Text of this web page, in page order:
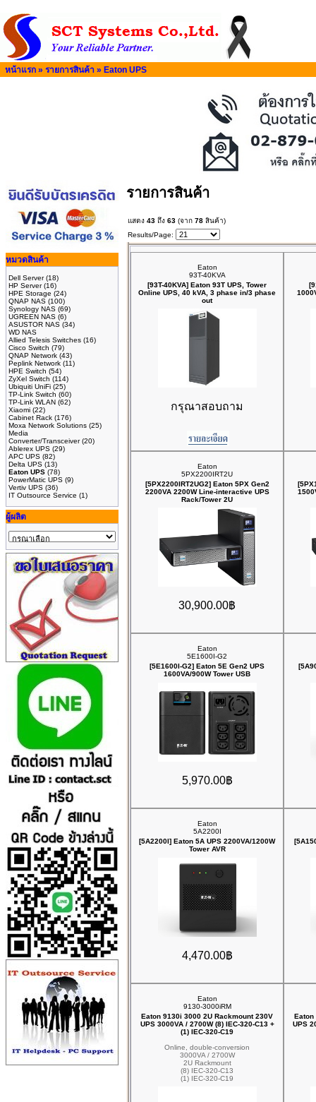
หน้าแรก » รายการสินค้า » Eaton UPS
หมวดสินค้า
Dell Server(18)
HP Server(16)
HPE Storage (24)
QNAP NAS (100)
Synology NAS (69)
UGREEN NAS (6)
ASUSTOR NAS (34)
WD NAS
Allied Telesis Switches (16)
Cisco Switch (79)
QNAP Network (43)
Peplink Network (11)
HPE Switch (54)
ZyXel Switch (114)
Ubiquiti UniFi (25)
TP-Link Switch (60)
TP-Link WLAN (62)
Xiaomi (22)
Cabinet Rack (176)
Moxa Network Solutions (25)
Media
Converter/Transceiver(20)
Ablerex UPS (29)
APC UPS (82)
Delta UPS (13)
Eaton UPS (78)
PowerMatic UPS (9)
Vertiv UPS (36)
IT Outsource Service (1)
ผู้ผลิต
รายการสินค้า
แสดง 43 ถึง 63 (จาก 78 สินค้า)
Results/Page:
Eaton
93T-40KVA
[93T-40KVA] Eaton 93T UPS, Tower
Online UPS, 40 kVA, 3 phase in/3 phase
out
กรุณาสอบถาม
Eaton
5PX2200IRT2U
[5PX2200IRT2UG2] Eaton 5PX Gen2
2200VA 2200W Line-interactive UPS
Rack/Tower 2U
30,900.00฿
Eaton
5E1600I-G2
[5E1600I-G2] Eaton 5E Gen2 UPS
1600VA/900W Tower USB
5,970.00฿
Eaton
5A2200I
[5A2200I] Eaton 5A UPS 2200VA/1200W
Tower AVR
4,470.00฿
Eaton
9130-3000iRM
Eaton 9130i 3000 2U Rackmount 230V
UPS 3000VA / 2700W (8) IEC-320-C13 +
(1) IEC-320-C19
Online, double-conversion
3000VA / 2700W
2U Rackmount
(8) IEC-320-C13
(1) IEC-320-C19
Eaton
UPS